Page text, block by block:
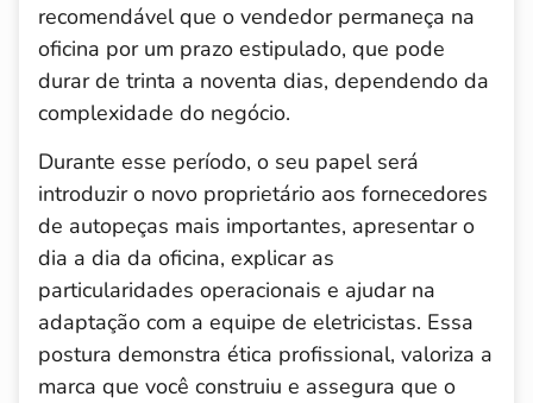
recomendável que o vendedor permaneça na
oficina por um prazo estipulado, que pode
durar de trinta a noventa dias, dependendo da
complexidade do negócio.
Durante esse período, o seu papel será
introduzir o novo proprietário aos fornecedores
de autopeças mais importantes, apresentar o
dia a dia da oficina, explicar as
particularidades operacionais e ajudar na
adaptação com a equipe de eletricistas. Essa
postura demonstra ética profissional, valoriza a
marca que você construiu e assegura que o